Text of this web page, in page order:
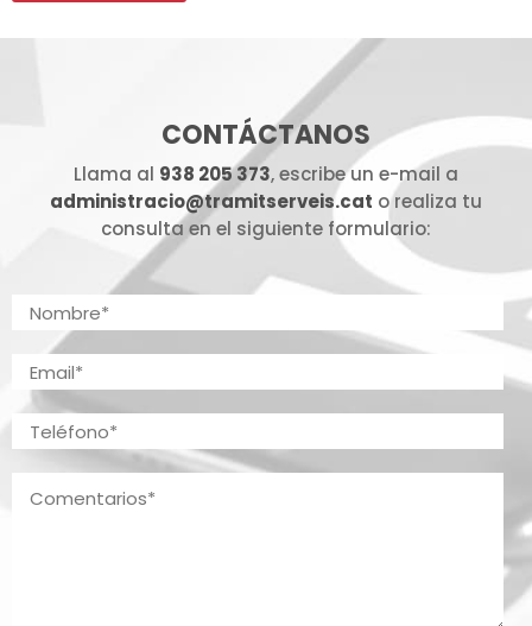
CONTÁCTANOS
Llama al 938 205 373, escribe un e-mail a
administracio@tramitserveis.cat o realiza tu
consulta en el siguiente formulario: